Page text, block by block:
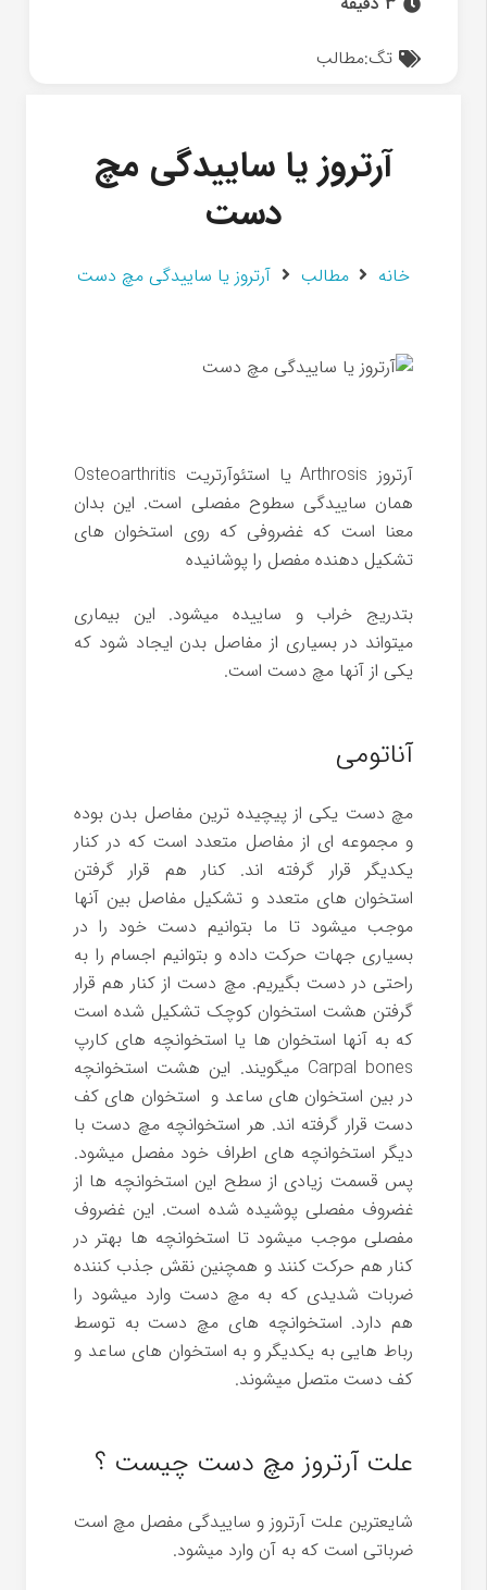
تگ:مطالب
آرتروز یا ساییدگی مچ
دست
خانه مطالب آرتروز یا ساییدگی مچ دست
آرتروز Arthrosis یا استئوآرتریت Osteoarthritis
همان ساییدگی سطوح مفصلی است. این بدان
معنا است که غضروفی که روی استخوان های
تشکیل دهنده مفصل را پوشانیده
بتدریج خراب و ساییده میشود. این بیماری
میتواند در بسیاری از مفاصل بدن ایجاد شود که
یکی از آنها مچ دست است.
آناتومی
مچ دست یکی از پیچیده ترین مفاصل بدن بوده
و مجموعه ای از مفاصل متعدد است که در کنار
یکدیگر قرار گرفته اند. کنار هم قرار گرفتن
استخوان های متعدد و تشکیل مفاصل بین آنها
موجب میشود تا ما بتوانیم دست خود را در
بسیاری جهات حرکت داده و بتوانیم اجسام را به
راحتی در دست بگیریم. مچ دست از کنار هم قرار
گرفتن هشت استخوان کوچک تشکیل شده است
که به آنها استخوان ها یا استخوانچه های کارپ
Carpal bones میگویند. این هشت استخوانچه
در بین استخوان های ساعد و استخوان های کف
دست قرار گرفته اند. هر استخوانچه مچ دست با
دیگر استخوانچه های اطراف خود مفصل میشود.
پس قسمت زیادی از سطح این استخوانچه ها از
غضروف مفصلی پوشیده شده است. این غضروف
مفصلی موجب میشود تا استخوانچه ها بهتر در
کنار هم حرکت کنند و همچنین نقش جذب کننده
ضربات شدیدی که به مچ دست وارد میشود را
هم دارد. استخوانچه های مچ دست به توسط
رباط هایی به یکدیگر و به استخوان های ساعد و
کف دست متصل میشوند.
علت آرتروز مچ دست چیست ؟
شایعترین علت آرتروز و ساییدگی مفصل مچ است
ضرباتی است که به آن وارد میشود.